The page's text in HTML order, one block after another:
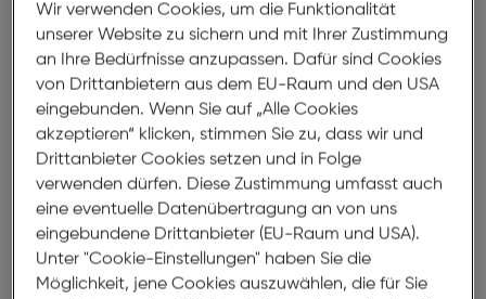
Glasbreite:55mm
Bügellänge:140mm
(individuell ausrichtbar)
140mm
Wir verwenden Cookies, um die Funktionalität
unserer Website zu sichern und mit Ihrer Zustimmung
an Ihre Bedürfnisse anzupassen. Dafür sind Cookies
von Drittanbietern aus dem EU-Raum und den USA
eingebunden. Wenn Sie auf „Alle Cookies
akzeptieren“ klicken, stimmen Sie zu, dass wir und
Drittanbieter Cookies setzen und in Folge
verwenden dürfen. Diese Zustimmung umfasst auch
eine eventuelle Datenübertragung an von uns
eingebundene Drittanbieter (EU-Raum und USA).
Unter "Cookie-Einstellungen" haben Sie die
Möglichkeit, jene Cookies auszuwählen, die für Sie